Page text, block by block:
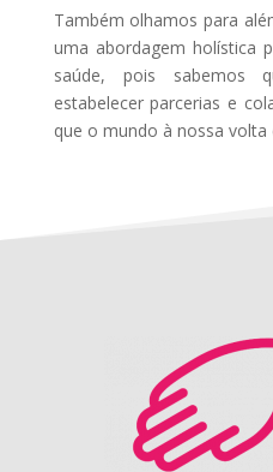
Também olhamos para
uma abordagem holística
saúde, pois sabemos
estabelecer parcerias e
que o mundo à nossa volta